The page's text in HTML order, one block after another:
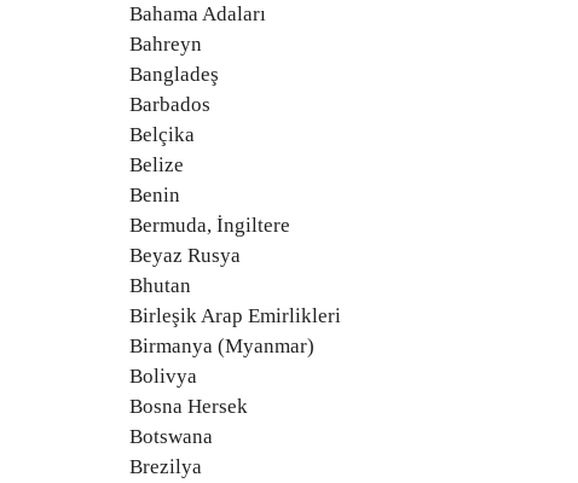
Bahama Adaları
Bahreyn
Bangladeş
Barbados
Belçika
Belize
Benin
Bermuda, İngiltere
Beyaz Rusya
Bhutan
Birleşik Arap Emirlikleri
Birmanya (Myanmar)
Bolivya
Bosna Hersek
Botswana
Brezilya